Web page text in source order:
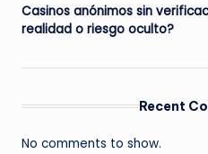
Casinos anónimos sin
realidad o riesgo oculto?
Recent
No comments to show.